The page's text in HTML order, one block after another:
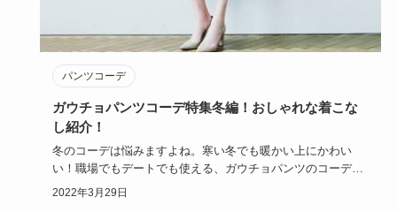
パンツコーデ
ガウチョパンツコーデ特集冬編！おしゃれな着こな
し紹介！
冬のコーデは悩みますよね。寒い冬でも暖かい上にかわい
い！職場でもデートでも使える、ガウチョパンツのコーディ
ネートをご紹介し…
2022年3月29日